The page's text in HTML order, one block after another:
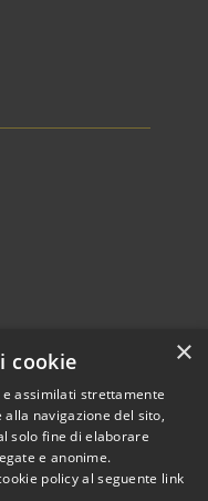
© 2026 • Comune di
Santa Teresa Gallura •
byMunicipium
Accesso redazione
×
cookie
assimilati strettamente
navigazione del sito,
solo fine di elaborare
e anonime.
policy al seguente link